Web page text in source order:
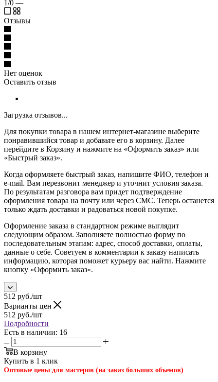
1/0 —
Отзывы
Нет оценок
Оставить отзыв
Загрузка отзывов...
Для покупки товара в нашем интернет-магазине выберите
понравившийся товар и добавьте его в корзину. Далее
перейдите в Корзину и нажмите на «Оформить заказ» или
«Быстрый заказ».
Когда оформляете быстрый заказ, напишите ФИО, телефон и
e-mail. Вам перезвонит менеджер и уточнит условия заказа.
По результатам разговора вам придет подтверждение
оформления товара на почту или через СМС. Теперь останется
только ждать доставки и радоваться новой покупке.
Оформление заказа в стандартном режиме выглядит
следующим образом. Заполняете полностью форму по
последовательным этапам: адрес, способ доставки, оплаты,
данные о себе. Советуем в комментарии к заказу написать
информацию, которая поможет курьеру вас найти. Нажмите
кнопку «Оформить заказ».
512 руб./шт
Варианты цен
512 руб./шт
Подробности
Есть в наличии: 16
В корзину
Купить в 1 клик
Оптовые цены для мастеров (на заказ больших объемов)